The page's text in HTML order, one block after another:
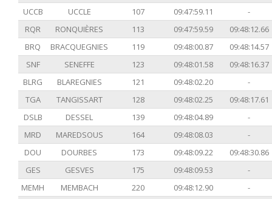
UCCB
UCCLE 107 09:47:59.11
-
RQR
RONQUIÈRES 113 09:47:59.59
09:48:12.66
BRQ
BRACQUEGNIES 119 09:48:00.87
09:48:14.57
SNF
SENEFFE 123 09:48:01.58
09:48:16.37
BLRG
BLAREGNIES 121 09:48:02.20
-
TGA
TANGISSART 128 09:48:02.25
09:48:17.61
DSLB
DESSEL 139 09:48:04.89
-
MRD
MAREDSOUS 164 09:48:08.03
-
DOU
DOURBES 173 09:48:09.22
09:48:30.86
GES
GESVES 175 09:48:09.53
-
MEMH
MEMBACH 220 09:48:12.90
-